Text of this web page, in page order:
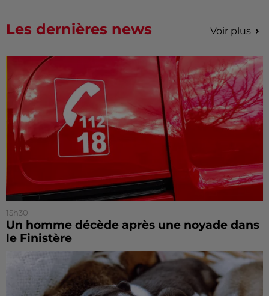
Les dernières news Voir plus
15h30
Un homme décède après une noyade dans
le Finistère